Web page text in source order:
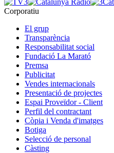
Corporatiu
El grup
Transparència
Responsabilitat social
Fundació La Marató
Premsa
Publicitat
Vendes internacionals
Presentació de projectes
Espai Proveïdor - Client
Perfil del contractant
Còpia i Venda d'imatges
Botiga
Selecció de personal
Càsting